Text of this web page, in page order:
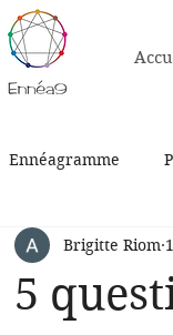
Ennéagramme
5
Brigitte Riom